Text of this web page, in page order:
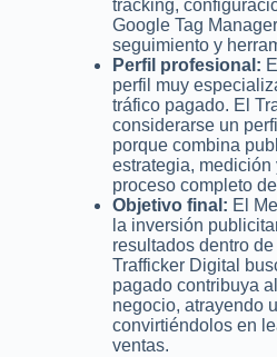
tracking,
Google Tag
seguimiento y
Perfil profesional:
perfil muy
tráfico pagado. El
considerarse un
porque combina
estrategia, medición
proceso completo
Objetivo final: El
la inversión
resultados dentro
Trafficker Digital
pagado contribuya
negocio, atrayendo
convirtiéndolos en
ventas.